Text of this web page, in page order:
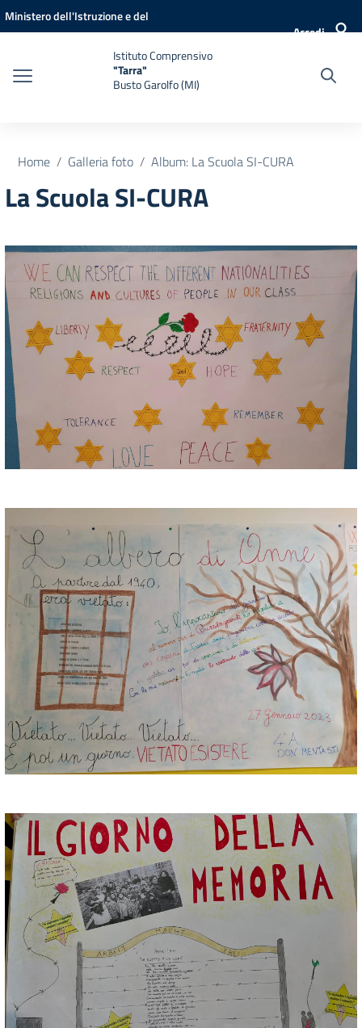
Vai ai contenuti
Vai al menu di navigazione
Vai al footer
Ministero dell'Istruzione e del
Accedi
Istituto Comprensivo
"Tarra"
Busto Garolfo (MI)
Home Galleria foto Album: La Scuola SI-CURA
La Scuola SI-CURA